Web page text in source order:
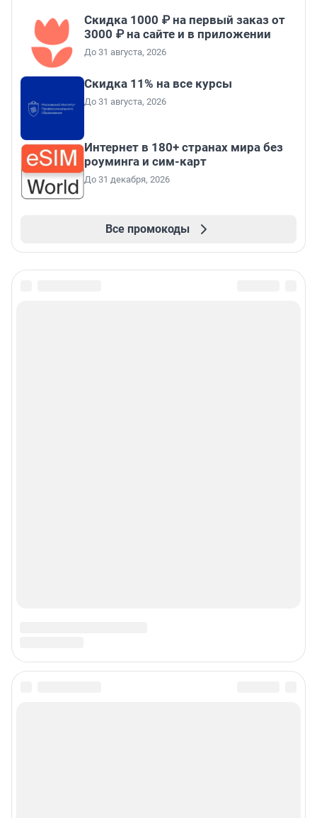
Скидка 1000 ₽ на первый заказ от
3000 ₽ на сайте и в приложении
До 31 августа, 2026
Скидка 11% на все курсы
До 31 августа, 2026
Интернет в 180+ странах мира без
роуминга и сим-карт
До 31 декабря, 2026
Все промокоды